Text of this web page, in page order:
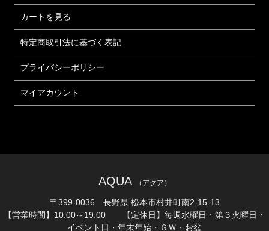
カートを見る
特定商取引法に基づく表記
プライバシーポリシー
マイアカウント
AQUA （アクア）
〒399-0036 長野県 松本市村井町南2-15-13
【営業時間】10:00～19:00 【定休日】毎週水曜日・第３火曜日・
イベント日・年末年始・ＧＷ・お盆